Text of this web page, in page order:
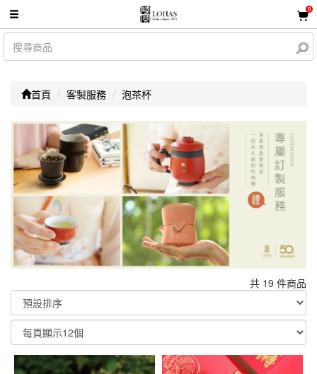
0
首頁 客製服務 泡茶杯
共 19 件商品
顯示篩選條件